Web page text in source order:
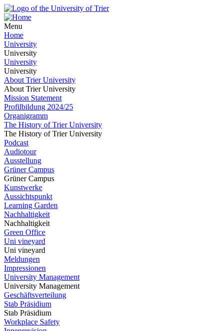
Menu
Home
University
University
University
University
About Trier University
About Trier University
Mission Statement
Profilbildung 2024/25
Organigramm
The History of Trier University
The History of Trier University
Podcast
Audiotour
Ausstellung
Grüner Campus
Grüner Campus
Kunstwerke
Aussichtspunkt
Learning Garden
Nachhaltigkeit
Nachhaltigkeit
Green Office
Uni vineyard
Uni vineyard
Meldungen
Impressionen
University Management
University Management
Geschäftsverteilung
Stab Präsidium
Stab Präsidium
Workplace Safety